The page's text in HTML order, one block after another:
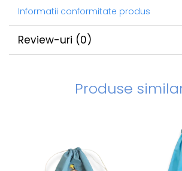
Informatii conformitate produs
Review-uri (0)
Produse